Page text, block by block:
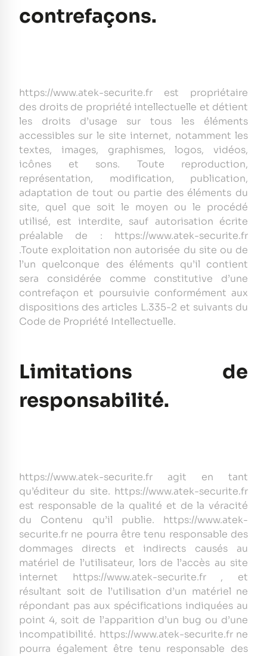
contrefaçons.
https://www.atek-securite.fr est propriétaire
des droits de propriété intellectuelle et détient
les droits d’usage sur tous les éléments
accessibles sur le site internet, notamment les
textes, images, graphismes, logos, vidéos,
icônes et sons. Toute reproduction,
représentation, modification, publication,
adaptation de tout ou partie des éléments du
site, quel que soit le moyen ou le procédé
utilisé, est interdite, sauf autorisation écrite
préalable de : https://www.atek-securite.fr
.Toute exploitation non autorisée du site ou de
l’un quelconque des éléments qu’il contient
sera considérée comme constitutive d’une
contrefaçon et poursuivie conformément aux
dispositions des articles L.335-2 et suivants du
Code de Propriété Intellectuelle.
Limitations de
responsabilité.
https://www.atek-securite.fr agit en tant
qu’éditeur du site. https://www.atek-securite.fr
est responsable de la qualité et de la véracité
du Contenu qu’il publie. https://www.atek-
securite.fr ne pourra être tenu responsable des
dommages directs et indirects causés au
matériel de l’utilisateur, lors de l’accès au site
internet https://www.atek-securite.fr , et
résultant soit de l’utilisation d’un matériel ne
répondant pas aux spécifications indiquées au
point 4, soit de l’apparition d’un bug ou d’une
incompatibilité. https://www.atek-securite.fr ne
pourra également être tenu responsable des